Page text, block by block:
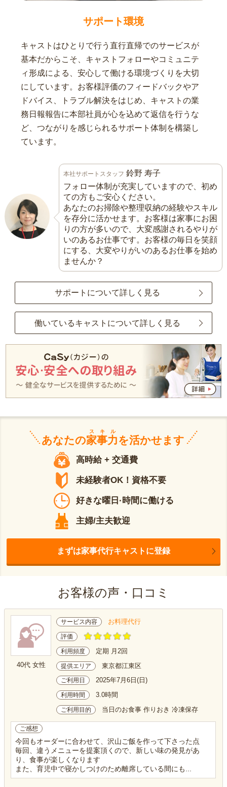
サポート環境
キャストはひとりで行う直行直帰でのサービスが
基本だからこそ、キャストフォローやコミュニテ
ィ形成による、安心して働ける環境づくりを大切
にしています。お客様評価のフィードバックやア
ドバイス、トラブル解決をはじめ、キャストの業
務日報報告に本部社員が心を込めて返信を行うな
ど、つながりを感じられるサポート体制を構築し
ています。
本社サポートスタッフ 鈴野 寿子
フォロー体制が充実していますので、初め
ての方もご安心ください。
あなたのお掃除や整理収納の経験やスキル
を存分に活かせます。お客様は家事にお困
りの方が多いので、大変感謝されるやりが
いのあるお仕事です。お客様の毎日を笑顔
にする、大変やりがいのあるお仕事を始め
ませんか？
サポートについて詳しく見る
働いているキャストについて詳しく見る
あなたの家事力
スキル
を活かせます
高時給 + 交通費
未経験者OK！資格不要
好きな曜日·時間に働ける
主婦/主夫歓迎
まずは家事代行キャストに登録
お客様の声・口コミ
40代 女性
サービス内容 お料理代行
評価
利用頻度 定期 月2回
提供エリア 東京都江東区
ご利用日 2025年7月6日(日)
利用時間 3.0時間
ご利用目的 当日のお食事 作りおき 冷凍保存
ご感想
今回もオーダーに合わせて、沢山ご飯を作って下さった点
毎回、違うメニューを提案頂くので、新しい味の発見があ
り、食事が楽しくなります
また、育児中で寝かしつけのため離席している間にも...